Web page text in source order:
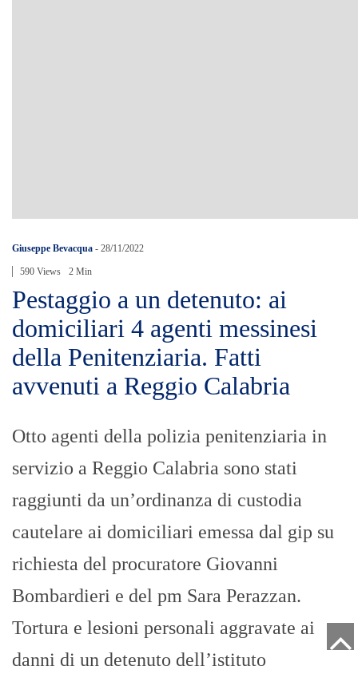
Giuseppe Bevacqua - 28/11/2022
590 Views 2 Min
Pestaggio a un detenuto: ai
domiciliari 4 agenti messinesi
della Penitenziaria. Fatti
avvenuti a Reggio Calabria
Otto agenti della polizia penitenziaria in
servizio a Reggio Calabria sono stati
raggiunti da un’ordinanza di custodia
cautelare ai domiciliari emessa dal gip su
richiesta del procuratore Giovanni
Bombardieri e del pm Sara Perazzan.
Tortura e lesioni personali aggravate ai
danni di un detenuto dell’istituto